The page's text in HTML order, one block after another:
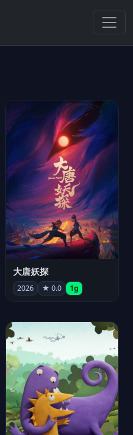
大唐妖探
2026 ★ 0.0 1g